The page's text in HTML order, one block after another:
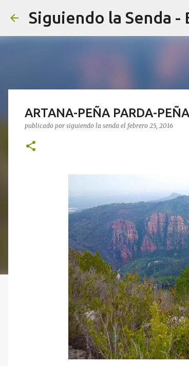
Siguiendo la Senda -
ARTANA-PEÑA PARDA-
publicado por siguiendo la senda el febrero 25, 2016